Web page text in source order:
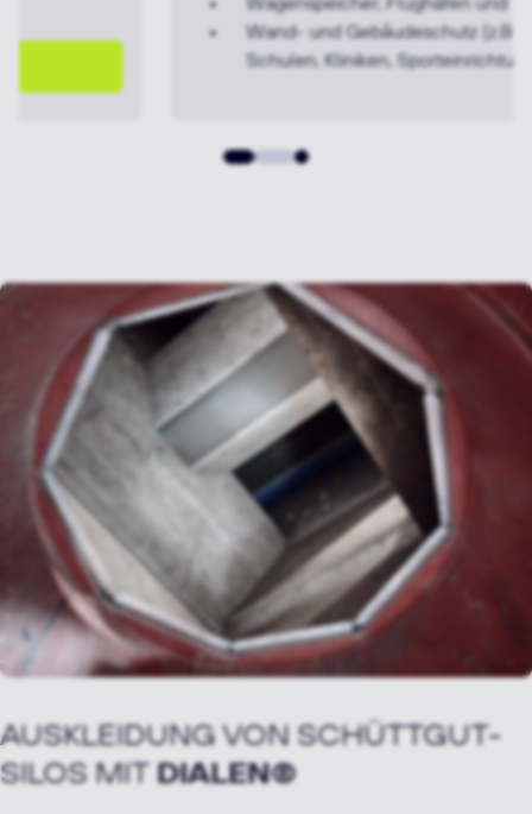
Wand- und Gebäudeschutz (z.B. Ladenbau,
Schulen, Kliniken, Sporteinrichtungen)
AUSKLEIDUNG VON SCHÜTTGUT-
SILOS MITDIALEN®